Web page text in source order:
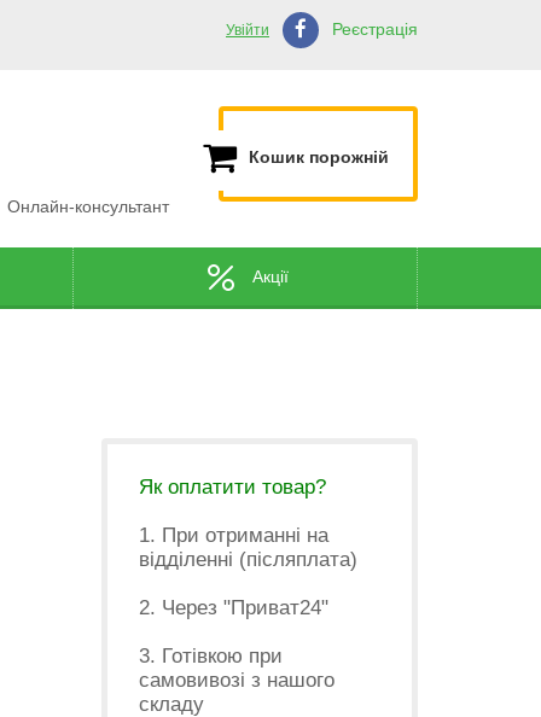
Увійти Реєстрація
Онлайн-консультант
Кошик порожній
Акції
Як оплатити товар?
1. При отриманні на
відділенні (післяплата)
2. Через "Приват24"
3. Готівкою при
самовивозі з нашого
складу